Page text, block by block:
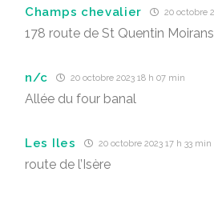
Champs chevalier 20 octobre
178 route de St Quentin Moirans
n/c 20 octobre 2023 18 h 07 min
Allée du four banal
Les Iles 20 octobre 2023 17 h 33 min
route de l’Isère